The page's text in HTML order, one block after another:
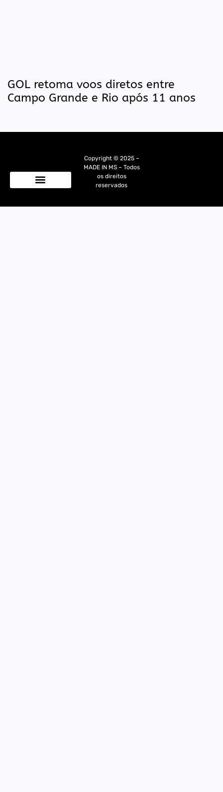
GOL retoma voos diretos entre
Campo Grande e Rio após 11 anos
Copyright © 2025 –
MADE IN MS – Todos
os direitos
reservados